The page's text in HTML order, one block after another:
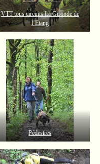
VTT tous circuits La Gironde de
l’Etang
Pédestres